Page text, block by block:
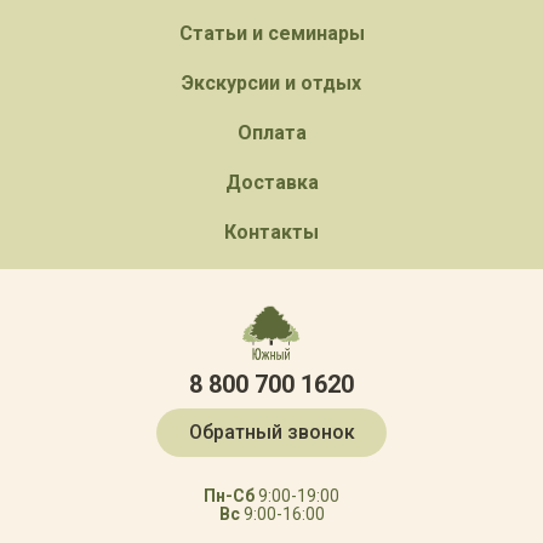
Статьи и семинары
Экскурсии и отдых
Оплата
Доставка
Контакты
8 800 700 1620
Обратный звонок
Пн-Сб9:00-19:00
Вс9:00-16:00